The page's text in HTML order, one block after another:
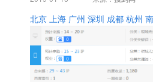
北京 上海 广州 深圳 成都 杭州